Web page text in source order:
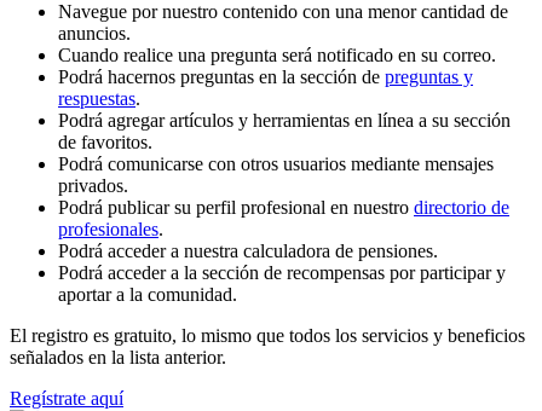
Navegue por nuestro contenido con una menor cantidad de
anuncios.
Cuando realice una pregunta será notificado en su correo.
Podrá hacernos preguntas en la sección de preguntas y
respuestas.
Podrá agregar artículos y herramientas en línea a su sección
de favoritos.
Podrá comunicarse con otros usuarios mediante mensajes
privados.
Podrá publicar su perfil profesional en nuestro directorio de
profesionales.
Podrá acceder a nuestra calculadora de pensiones.
Podrá acceder a la sección de recompensas por participar y
aportar a la comunidad.
El registro es gratuito, lo mismo que todos los servicios y beneficios
señalados en la lista anterior.
Regístrate aquí